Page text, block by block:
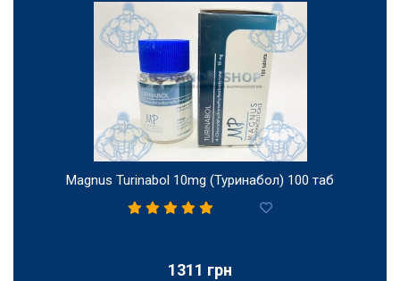
Magnus Turinabol 10mg (Туринабол) 100 таб
1311 грн